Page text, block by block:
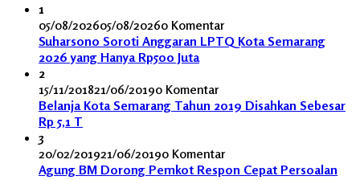
1
05/08/202605/08/20260 Komentar
Suharsono Soroti Anggaran LPTQ Kota Semarang
2026 yang Hanya Rp500 Juta
2
15/11/201821/06/20190 Komentar
Belanja Kota Semarang Tahun 2019 Disahkan Sebesar
Rp 5,1 T
3
20/02/201921/06/20190 Komentar
Agung BM Dorong Pemkot Respon Cepat Persoalan